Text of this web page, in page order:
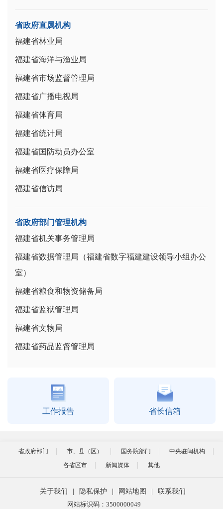
省政府直属机构
福建省林业局
福建省海洋与渔业局
福建省市场监督管理局
福建省广播电视局
福建省体育局
福建省统计局
福建省国防动员办公室
福建省医疗保障局
福建省信访局
省政府部门管理机构
福建省机关事务管理局
福建省数据管理局（福建省数字福建建设领导小组办公
室）
福建省粮食和物资储备局
福建省监狱管理局
福建省文物局
福建省药品监督管理局
工作报告 省长信箱
省政府部门 市、县（区） 国务院部门
中央驻闽机构
各省区市
新闻媒体 其他
关于我们 隐私保护 网站地图
联系我们
网站标识码：3500000049